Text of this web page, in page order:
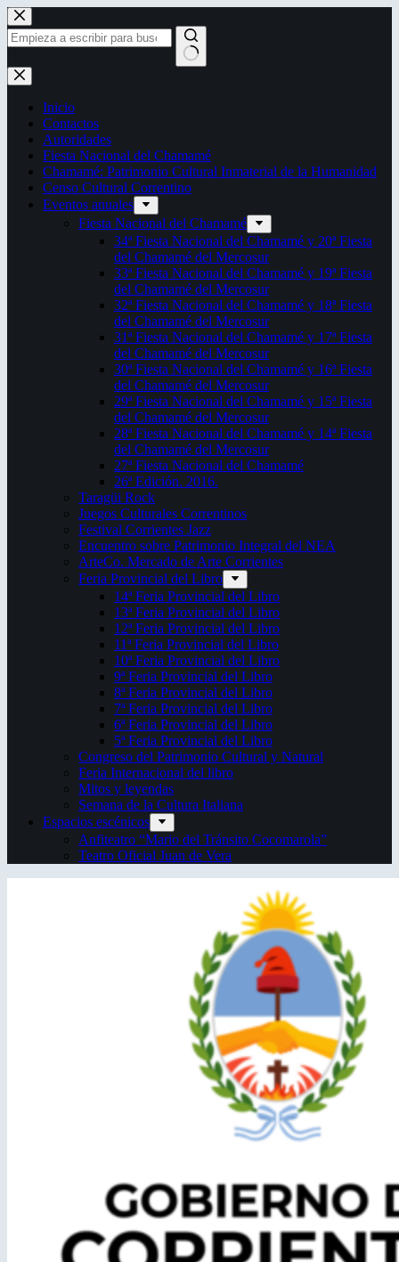
Saltar
al
contenido
Sin
resultados
Inicio
Contactos
Autoridades
Fiesta Nacional del Chamamé
Chamamé: Patrimonio Cultural Inmaterial de la Humanidad
Censo Cultural Correntino
Eventos anuales
Fiesta Nacional del Chamamé
34ª Fiesta Nacional del Chamamé y 20ª Fiesta
del Chamamé del Mercosur
33ª Fiesta Nacional del Chamamé y 19ª Fiesta
del Chamamé del Mercosur
32ª Fiesta Nacional del Chamamé y 18ª Fiesta
del Chamamé del Mercosur
31ª Fiesta Nacional del Chamamé y 17ª Fiesta
del Chamamé del Mercosur
30ª Fiesta Nacional del Chamamé y 16ª Fiesta
del Chamamé del Mercosur
29ª Fiesta Nacional del Chamamé y 15ª Fiesta
del Chamamé del Mercosur
28ª Fiesta Nacional del Chamamé y 14ª Fiesta
del Chamamé del Mercosur
27ª Fiesta Nacional del Chamamé
26ª Edición. 2016.
Taragüi Rock
Juegos Culturales Correntinos
Festival Corrientes Jazz
Encuentro sobre Patrimonio Integral del NEA
ArteCo. Mercado de Arte Corrientes
Feria Provincial del Libro
14ª Feria Provincial del Libro
13ª Feria Provincial del Libro
12ª Feria Provincial del Libro
11ª Feria Provincial del Libro
10ª Feria Provincial del Libro
9ª Feria Provincial del Libro
8ª Feria Provincial del Libro
7ª Feria Provincial del Libro
6ª Feria Provincial del Libro
5ª Feria Provincial del Libro
Congreso del Patrimonio Cultural y Natural
Feria Internacional del libro
Mitos y leyendas
Semana de la Cultura Italiana
Espacios escénicos
Anfiteatro “Mario del Tránsito Cocomarola”
Teatro Oficial Juan de Vera